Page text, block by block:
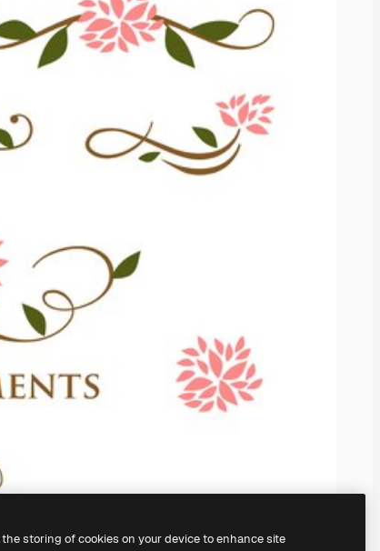
storing of cookies on your device to enhance site